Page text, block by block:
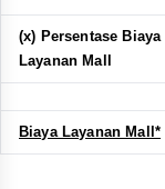
(x) Persentase Biaya
Layanan Mall
Biaya Layanan Mall*